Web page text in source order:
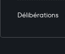
Délibérations